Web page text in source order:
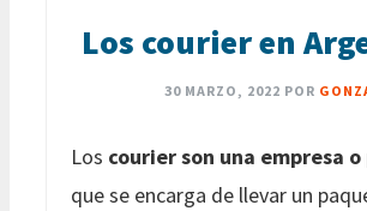
Los courier en
30 MARZO, 2022 POR
Los courier son una empresa o
que se encarga de llevar un